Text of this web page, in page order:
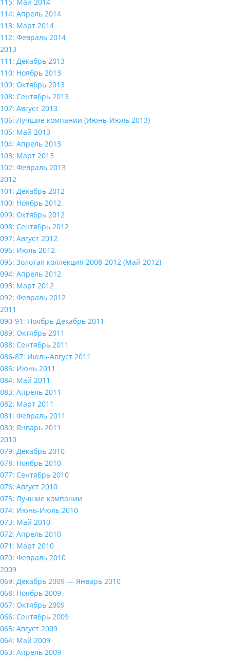
114: Апрель 2014
113: Март 2014
112: Февраль 2014
2013
111: Декабрь 2013
110: Ноябрь 2013
109: Октябрь 2013
108: Сентябрь 2013
107: Август 2013
106: Лучшие компании (Июнь-Июль 2013)
105: Май 2013
104: Апрель 2013
103: Март 2013
102: Февраль 2013
2012
101: Декабрь 2012
100: Ноябрь 2012
099: Октябрь 2012
098: Сентябрь 2012
097: Август 2012
096: Июль 2012
095: Золотая коллекция 2008-2012 (Май 2012)
094: Апрель 2012
093: Март 2012
092: Февраль 2012
2011
090-91: Ноябрь-Декабрь 2011
089: Октябрь 2011
088: Сентябрь 2011
086-87: Июль-Август 2011
085: Июнь 2011
084: Май 2011
083: Апрель 2011
082: Март 2011
081: Февраль 2011
080: Январь 2011
2010
079: Декабрь 2010
078: Ноябрь 2010
077: Сентябрь 2010
076: Август 2010
075: Лучшие компании
074: Июнь-Июль 2010
073: Май 2010
072: Апрель 2010
071: Март 2010
070: Февраль 2010
2009
069: Декабрь 2009 — Январь 2010
068: Ноябрь 2009
067: Октябрь 2009
066: Сентябрь 2009
065: Август 2009
064: Май 2009
063: Апрель 2009